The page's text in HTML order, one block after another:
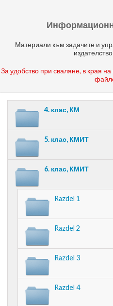
Материали към задачите и
За удобство при сваляне, в края
4. клас, КМ
5. клас, КМИТ
6. клас, КМИТ
Razdel 1
Razdel 2
Razdel 3
Razdel 4